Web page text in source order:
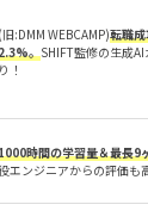
​(旧:DMM WEBCAMP)​転職
2.3%。 SHIFT監修の生成
り！
1000時間の学習量＆最長9
エンジニアからの評価も